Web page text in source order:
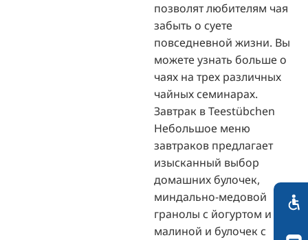
позволят любителям чая
забыть о суете
повседневной жизни. Вы
можете узнать больше о
чаях на трех различных
чайных семинарах.
Завтрак в Teestübchen
Небольшое меню
завтраков предлагает
изысканный выбор
домашних булочек,
миндально-медовой
гранолы с йогуртом и
малиной и булочек с